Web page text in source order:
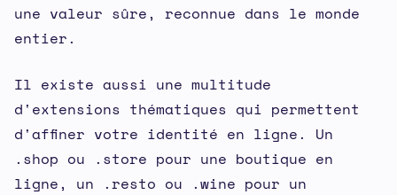
une valeur sûre, reconnue dans le monde
entier.
Il existe aussi une multitude
d'extensions thématiques qui permettent
d'affiner votre identité en ligne. Un
.shop ou .store pour une boutique en
ligne, un .resto ou .wine pour un